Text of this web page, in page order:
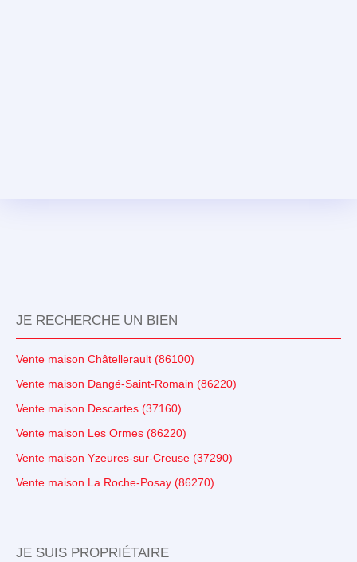
JE RECHERCHE UN BIEN
Vente maison Châtellerault (86100)
Vente maison Dangé-Saint-Romain (86220)
Vente maison Descartes (37160)
Vente maison Les Ormes (86220)
Vente maison Yzeures-sur-Creuse (37290)
Vente maison La Roche-Posay (86270)
JE SUIS PROPRIÉTAIRE